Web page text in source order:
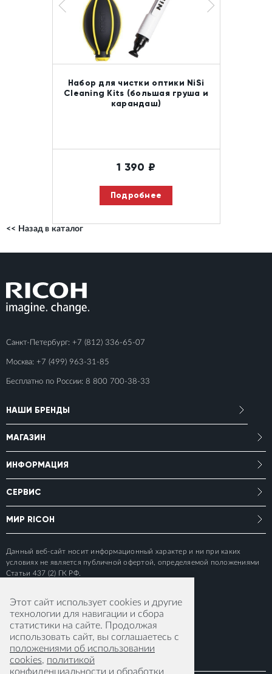
Набор для чистки оптики NiSi
Cleaning Kits (большая груша и
карандаш)
1 390 ₽
Подробнее
<< Назад в каталог
Санкт-Петербург: +7 (812) 336-65-07
Москва: +7 (499) 963-31-85
Бесплатно по России: 8 800 700-38-33
НАШИ БРЕНДЫ
МАГАЗИН
ИНФОРМАЦИЯ
СЕРВИС
МИР RICOH
Данный веб-сайт носит информационный характер и ни при каких
условиях не является публичной офертой, определяемой положениями
Статьи 437 (2) ГК РФ.
Этот сайт использует cookies и другие
технологии для навигации и сбора
статистики на сайте. Продолжая
использовать сайт, вы соглашаетесь с
положениями об использовании
cookies, политикой
конфиденциальности и обработки